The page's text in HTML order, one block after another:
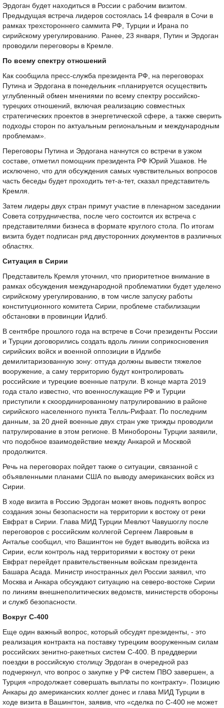
Эрдоган будет находиться в России с рабочим визитом.
Предыдущая встреча лидеров состоялась 14 февраля в Сочи в
рамках трехстороннего саммита РФ, Турции и Ирана по
сирийскому урегулированию. Ранее, 23 января, Путин и Эрдоган
проводили переговоры в Кремле.
По всему спектру отношений
Как сообщила пресс-служба президента РФ, на переговорах
Путина и Эрдогана в понедельник «планируется осуществить
углубленный обмен мнениями по всему спектру российско-
турецких отношений, включая реализацию совместных
стратегических проектов в энергетической сфере, а также сверить
подходы сторон по актуальным региональным и международным
проблемам».
Переговоры Путина и Эрдогана начнутся со встречи в узком
составе, отметил помощник президента РФ Юрий Ушаков. Не
исключено, что для обсуждения самых чувствительных вопросов
часть беседы будет проходить тет-а-тет, сказал представитель
Кремля.
Затем лидеры двух стран примут участие в пленарном заседании
Совета сотрудничества, после чего состоится их встреча с
представителями бизнеса в формате круглого стола. По итогам
визита будет подписан ряд двусторонних документов в различных
областях.
Ситуация в Сирии
Представитель Кремля уточнил, что приоритетное внимание в
рамках обсуждения международной проблематики будет уделено
сирийскому урегулированию, в том числе запуску работы
конституционного комитета Сирии, проблеме стабилизации
обстановки в провинции Идлиб.
В сентябре прошлого года на встрече в Сочи президенты России
и Турции договорились создать вдоль линии соприкосновения
сирийских войск и военной оппозиции в Идлибе
демилитаризованную зону: оттуда должны вывести тяжелое
вооружение, а саму территорию будут контролировать
российские и турецкие военные патрули. В конце марта 2019
года стало известно, что военнослужащие РФ и Турции
приступили к скоординированному патрулированию в районе
сирийского населенного пункта Телль-Рифаат. По последним
данным, за 20 дней военные двух стран уже трижды проводили
патрулирование в этом регионе. В Минобороны Турции заявили,
что подобное взаимодействие между Анкарой и Москвой
продолжится.
Речь на переговорах пойдет также о ситуации, связанной с
объявленными планами США по выводу американских войск из
Сирии.
В ходе визита в Россию Эрдоган может вновь поднять вопрос
создания зоны безопасности на территории к востоку от реки
Евфрат в Сирии. Глава МИД Турции Мевлют Чавушоглу после
переговоров с российским коллегой Сергеем Лавровым в
Анталье сообщил, что Вашингтон не будет выводить войска из
Сирии, если контроль над территориями к востоку от реки
Евфрат перейдет правительственным войскам президента
Башара Асада. Министр иностранных дел России заявил, что
Москва и Анкара обсуждают ситуацию на северо-востоке Сирии
по линиям внешнеполитических ведомств, министерств обороны
и служб безопасности.
Вокруг С-400
Еще один важный вопрос, который обсудят президенты, - это
реализация контракта на поставку турецким вооруженным силам
российских зенитно-ракетных систем С-400. В преддверии
поездки в российскую столицу Эрдоган в очередной раз
подчеркнул, что вопрос о закупке у РФ систем ПВО завершен, а
Турция «продолжает совершать выплаты по контракту». Позицию
Анкары до американских коллег донес и глава МИД Турции в
ходе визита в Вашингтон, заявив, что «сделка по С-400 не может